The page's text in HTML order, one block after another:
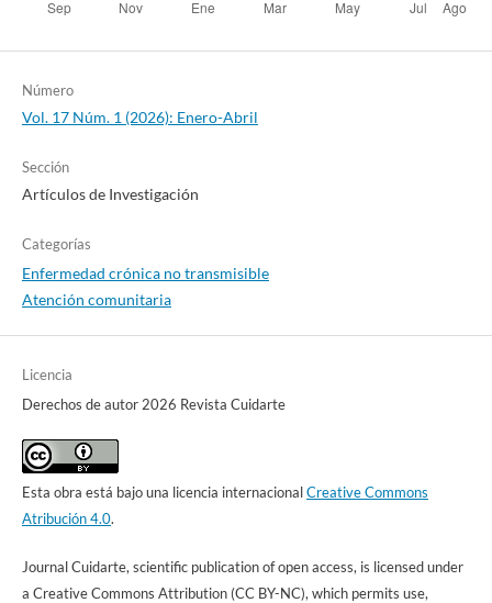
Número
Vol. 17 Núm. 1 (2026): Enero-Abril
Sección
Artículos de Investigación
Categorías
Enfermedad crónica no transmisible
Atención comunitaria
Licencia
Derechos de autor 2026 Revista Cuidarte
Esta obra está bajo una licencia internacionalCreative Commons
Atribución 4.0.
Journal Cuidarte, scientific publication of open access, is licensed under
a Creative Commons Attribution (CC BY-NC), which permits use,